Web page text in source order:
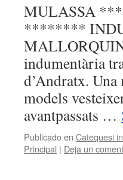
MULASSA
********
indumentària
d’Andratx.
models
avantpassats …
Publicado en Catequesi
Principal | Deja un